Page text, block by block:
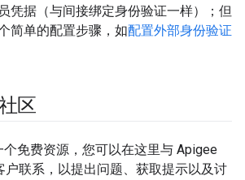
凭据（与间接绑定身份验证一样）；但
简单的配置步骤，如配置外部身份验证
区
个免费资源，您可以在这里与 Apigee
户联系，以提出问题、获取提示以及讨